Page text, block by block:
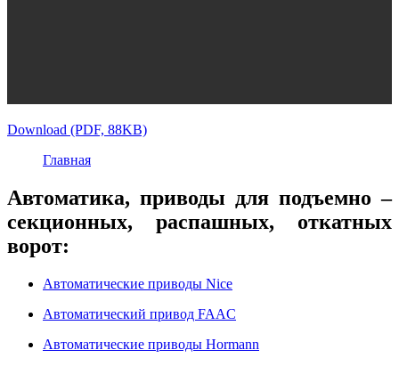
Download (PDF, 88KB)
Главная
Автоматика, приводы для подъемно –
секционных, распашных, откатных
ворот:
Автоматические приводы Nice
Автоматический привод FAAC
Автоматические приводы Hormann